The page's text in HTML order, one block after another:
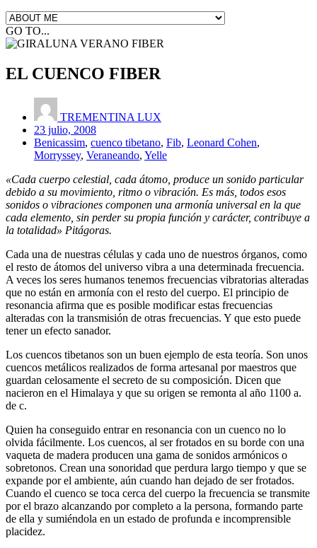
GO TO...
EL CUENCO FIBER
TREMENTINA LUX
23 julio, 2008
Benicassim, cuenco tibetano, Fib, Leonard Cohen,
Morryssey, Veraneando, Yelle
«Cada cuerpo celestial, cada átomo, produce un sonido particular
debido a su movimiento, ritmo o vibración. Es más, todos esos
sonidos o vibraciones componen una armonía universal en la que
cada elemento, sin perder su propia función y carácter, contribuye a
la totalidad» Pitágoras.
Cada una de nuestras células y cada uno de nuestros órganos, como
el resto de átomos del universo vibra a una determinada frecuencia.
A veces los seres humanos tenemos frecuencias vibratorias alteradas
que no están en armonía con el resto del cuerpo. El principio de
resonancia afirma que es posible modificar estas frecuencias
alteradas con la transmisión de otras frecuencias. Y que esto puede
tener un efecto sanador.
Los cuencos tibetanos son un buen ejemplo de esta teoría. Son unos
cuencos metálicos realizados de forma artesanal por maestros que
guardan celosamente el secreto de su composición. Dicen que
nacieron en el Himalaya y que su origen se remonta al año 1100 a.
de c.
Quien ha conseguido entrar en resonancia con un cuenco no lo
olvida fácilmente. Los cuencos, al ser frotados en su borde con una
vaqueta de madera producen una gama de sonidos armónicos o
sobretonos. Crean una sonoridad que perdura largo tiempo y que se
expande por el ambiente, aún cuando han dejado de ser frotados.
Cuando el cuenco se toca cerca del cuerpo la frecuencia se transmite
por el brazo alcanzando por completo a la persona, formando parte
de ella y sumiéndola en un estado de profunda e incomprensible
placidez.